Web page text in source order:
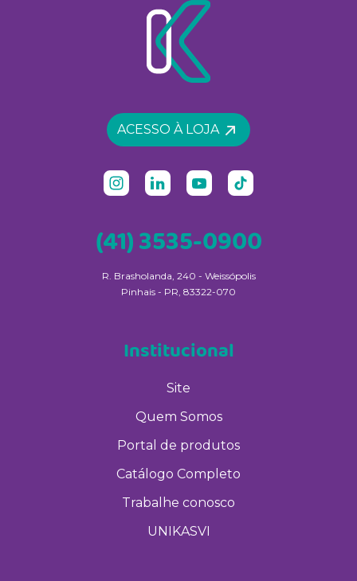
ACESSO À LOJA
(41) 3535-0900
R. Brasholanda, 240 - Weissópolis
Pinhais - PR, 83322-070
Institucional
Site
Quem Somos
Portal de produtos
Catálogo Completo
Trabalhe conosco
UNIKASVI